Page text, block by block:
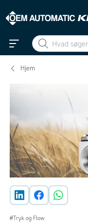
Hjem
#Tryk og Flow